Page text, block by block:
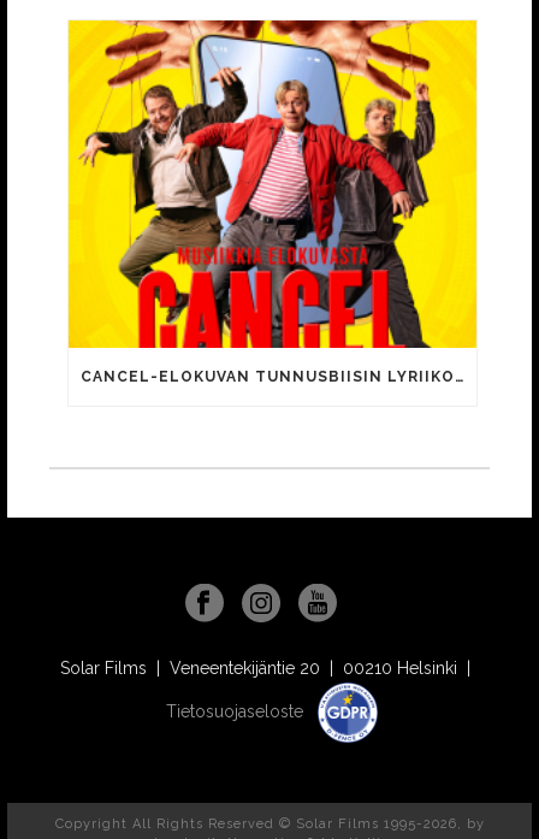
CANCEL-ELOKUVAN TUNNUSBIISIN LYRIIKOISSA TUTTUJA MEEMIHOKEMIA YOUTUBE-VIDEOILTA!
Solar Films | Veneentekijäntie 20 | 00210 Helsinki |
Tietosuojaseloste
Copyright All Rights Reserved © Solar Films 1995-2026, by